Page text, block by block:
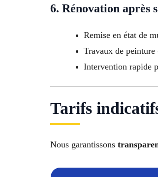
6. Rénovation après
Remise en état de
Travaux de peinture
Intervention rapide
Tarifs
Nous garantissons